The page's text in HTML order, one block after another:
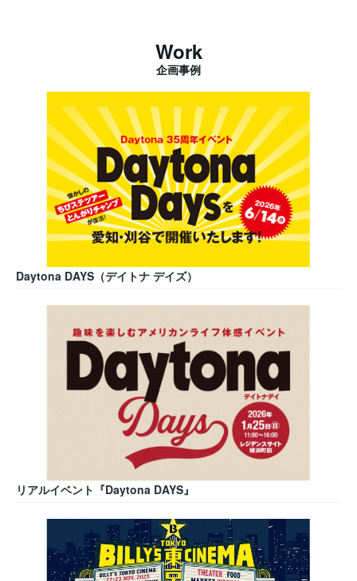
Work
企画事例
Daytona DAYS（デイトナ デイズ）
リアルイベント『Daytona DAYS』